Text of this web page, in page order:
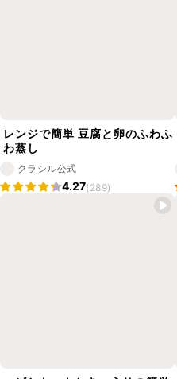
レンジで簡単 豆腐と卵のふわふ
わ蒸し
クラシル公式
4.27(289)